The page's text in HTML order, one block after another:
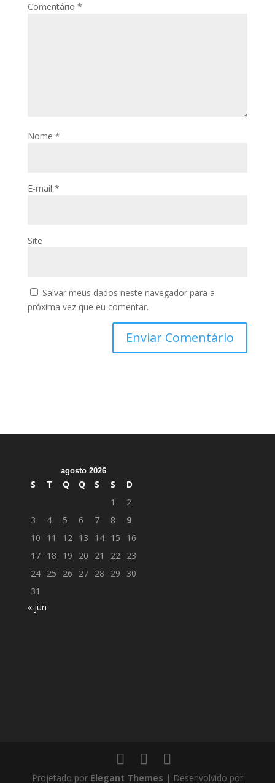
Comentário *
Nome *
E-mail *
Site
Salvar meus dados neste navegador para a
próxima vez que eu comentar.
agosto 2026
S T Q Q S S
D
1
2
3
4 5 6 7 8
9
10
11 12 13 14 15
16
17 18 19 20 21 22 23
24 25 26 27 28 29
30
31
« jun
Projetado por Elegant Themes | Desenvolvido por